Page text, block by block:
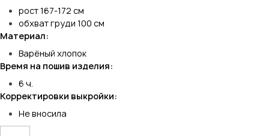
рост 167-172 см
обхват груди 100 см
Материал:
Варёный хлопок
Время на пошив изделия:
6 ч.
Корректировки выкройки:
Не вносила